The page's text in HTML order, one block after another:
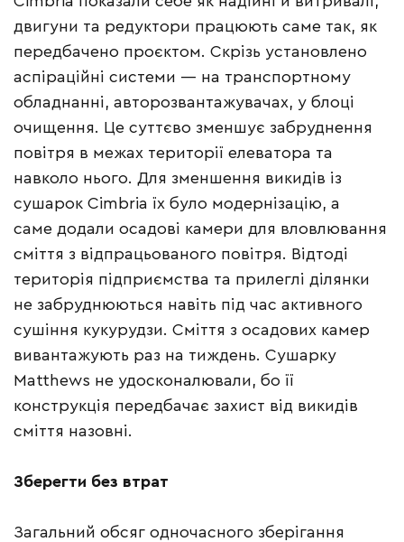
двигуни та редуктори працюють саме так, як
передбачено проєктом. Скрізь установлено
аспіраційні системи — на транспортному
обладнанні, авторозвантажувачах, у блоці
очищення. Це суттєво зменшує забруднення
повітря в межах території елеватора та
навколо нього. Для зменшення викидів із
сушарок Cimbria їх було модернізацію, а
саме додали осадові камери для вловлювання
сміття з відпрацьованого повітря. Відтоді
територія підприємства та прилеглі ділянки
не забруднюються навіть під час активного
сушіння кукурудзи. Сміття з осадових камер
вивантажують раз на тиждень. Сушарку
Matthews не удосконалювали, бо її
конструкція передбачає захист від викидів
сміття назовні.
Зберегти без втрат
Загальний обсяг одночасного зберігання